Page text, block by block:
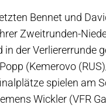
Bennet und
Zweitrunden-
der Verliererrunde
(Kemerovo
spielen am
Wickler (VFR